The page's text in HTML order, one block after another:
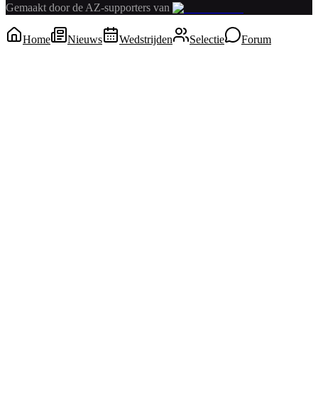
Gemaakt door de AZ-supporters van
Home Nieuws Wedstrijden Selectie Forum